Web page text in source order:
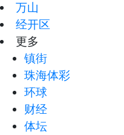
万山
经开区
更多
镇街
珠海体彩
环球
财经
体坛